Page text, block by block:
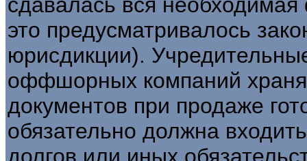
это предусматривалось
юрисдикции).
оффшорных компаний
документов при продаже
обязательно должна